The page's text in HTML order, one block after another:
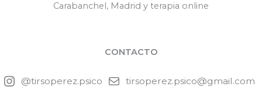
Carabanchel, Madrid y terapia online
CONTACTO
@tirsoperez.psico tirsoperez.psico@gmail.com